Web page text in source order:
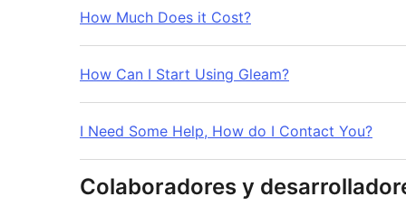
How Much Does it Cost?
How Can I Start Using Gleam?
I Need Some Help, How do I Contact You?
Colaboradores y